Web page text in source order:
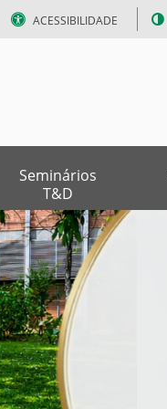
ACESSIBILIDADE
Seminários
T&D